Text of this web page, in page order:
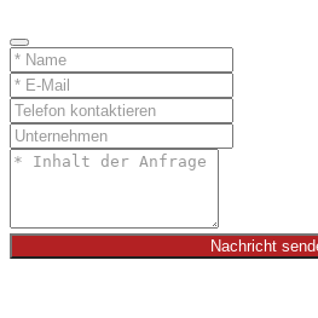
Nachricht